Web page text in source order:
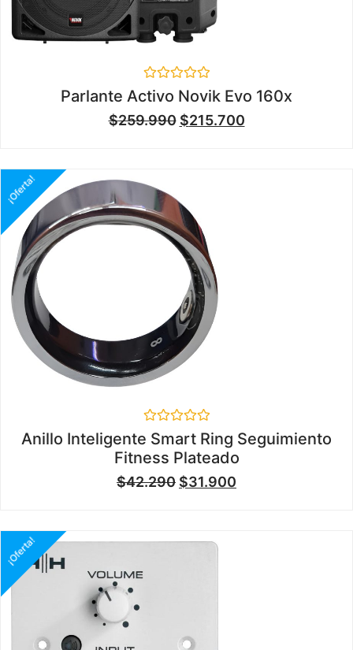
Valorado
en
0
de
Parlante Activo Novik Evo 160x
$259.990 $215.700
¡Oferta!
Valorado
en
0
de
5
Anillo Inteligente Smart Ring Seguimiento
Fitness Plateado
$42.290 $31.900
¡Oferta!